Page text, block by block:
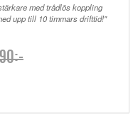
varmt!
med trådlös koppling
upp till 10 timmars drifttid!"